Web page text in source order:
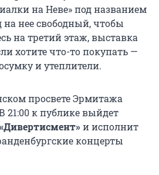
на Неве» под названием
на нее свободный, чтобы
на третий этаж, выставка
хотите что-то покупать —
и утеплители.
просвете Эрмитажа
21:00 к публике выйдет
и исполнит
концерты